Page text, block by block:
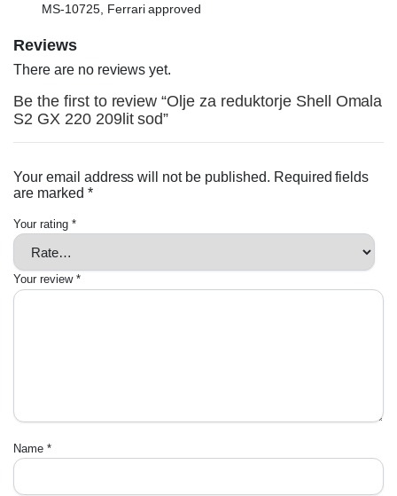
MS-10725, Ferrari approved
Reviews
There are no reviews yet.
Be the first to review “Olje za reduktorje Shell Omala
S2 GX 220 209lit sod”
Your email address will not be published. Required fields
are marked *
Your rating *
Your review *
Name *